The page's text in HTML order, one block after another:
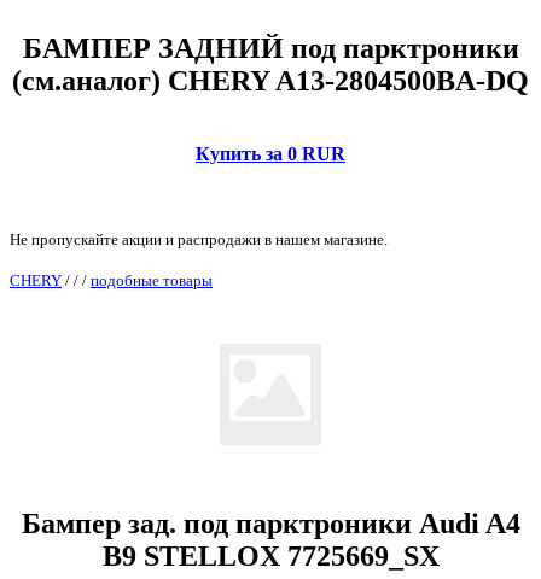
БАМПЕР ЗАДНИЙ под парктроники
(см.аналог) CHERY A13-2804500BA-DQ
Купить за 0 RUR
Не пропускайте акции и распродажи в нашем магазине.
CHERY / / / подобные товары
Бампер зад. под парктроники Audi A4
B9 STELLOX 7725669_SX